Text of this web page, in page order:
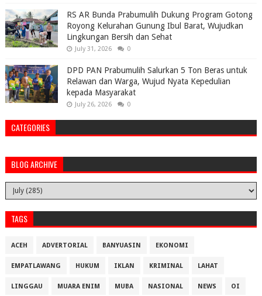
RS AR Bunda Prabumulih Dukung Program Gotong
Royong Kelurahan Gunung Ibul Barat, Wujudkan
Lingkungan Bersih dan Sehat
July 31, 2026 0
DPD PAN Prabumulih Salurkan 5 Ton Beras untuk
Relawan dan Warga, Wujud Nyata Kepedulian
kepada Masyarakat
July 26, 2026 0
CATEGORIES
BLOG ARCHIVE
TAGS
ACEH ADVERTORIAL BANYUASIN EKONOMI
EMPATLAWANG HUKUM IKLAN KRIMINAL LAHAT
LINGGAU MUARA ENIM MUBA NASIONAL NEWS OI